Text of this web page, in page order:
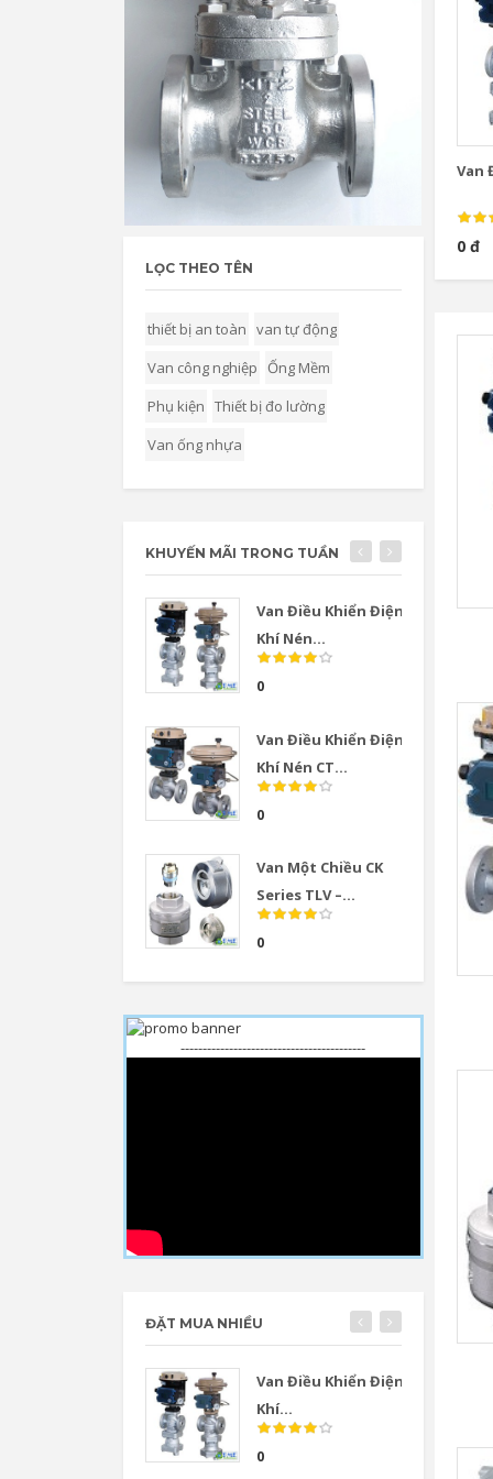
Van
0 đ
LỌC THEO TÊN
thiết bị an toàn van tự động
Van công nghiệp Ống Mềm
Phụ kiện Thiết bị đo lường
Van ống nhựa
KHUYẾN MÃI TRONG TUẦN
Van Điều Khiển Điện
Khí Nén...
0
Van Điều Khiển Điện
Khí Nén CT...
0
Van Một Chiều CK
Series TLV –...
0
------------------------------------------
ĐẶT MUA NHIỀU
Van Điều Khiển Điện
Khí...
0